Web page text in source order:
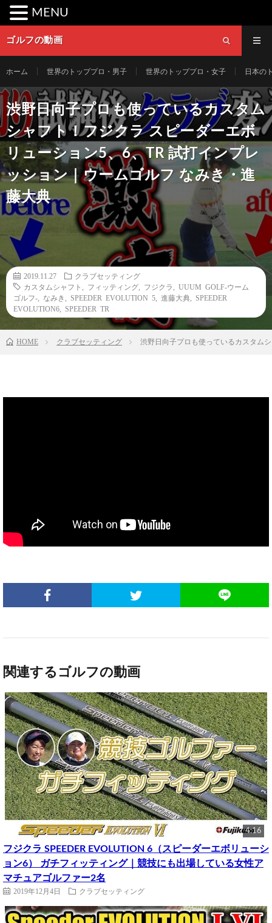
ゴルフの動画
ホーム 世界のトッププロ・男子 世界のトッププロ・女子 日本の
渋野日向子プロも使っているカスタム
シャフト！フジクラ スピーダーエボ
リューション5、6、TR 試打インプレ
ッション｜ウームゴルフ なみき・進
藤大典
2019.11.27
クラブセッティング
カスタムシャフト
フィッティング フジクラ
UUUM GOLF-ウーム
ゴルフ-
なみき SPEEDER EVOLUTION 5 進藤大典
SPEEDER
EVOLUTION6
SPEEDER TR
HOME クラブセッティング 渋野日向子プロも使っているカスタム
関連するゴルフの動画
4:16
フジクラ SPEEDER EVOLUTION 6（スピーダーエボリューシ
ョン6） ガチフィッティング｜競技にも出場している女性ア
マチュアゴルファー2名
2019年12月4日 クラブセッティング
MENU